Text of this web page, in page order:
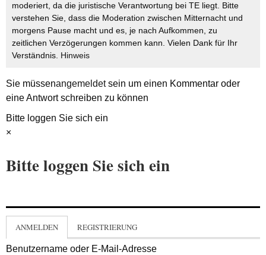
moderiert, da die juristische Verantwortung bei TE liegt. Bitte
verstehen Sie, dass die Moderation zwischen Mitternacht und
morgens Pause macht und es, je nach Aufkommen, zu
zeitlichen Verzögerungen kommen kann. Vielen Dank für Ihr
Verständnis. Hinweis
Sie müssenangemeldetsein um einen Kommentar oder
eine Antwort schreiben zu können
Bitte loggen Sie sich ein
×
Bitte loggen Sie sich ein
ANMELDEN REGISTRIERUNG
Benutzername oder E-Mail-Adresse